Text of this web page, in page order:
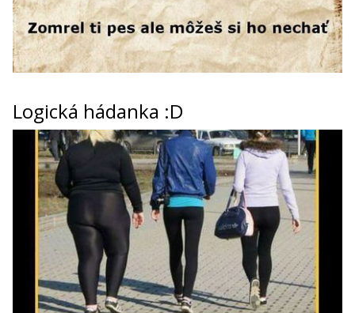
Logická hádanka :D